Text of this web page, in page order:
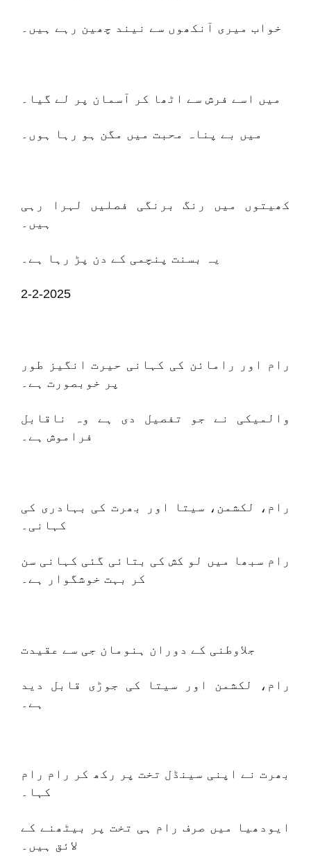
خواب میری آنکھوں سے نیند چھین رہے ہیں۔
میں اسے فرش سے اٹھا کر آسمان پر لے گیا۔
میں بے پناہ محبت میں مگن ہو رہا ہوں۔
کھیتوں میں رنگ برنگی فصلیں لہرا رہی
ہیں۔
یہ بسنت پنچمی کے دن پڑ رہا ہے۔
2-2-2025
رام اور رامائن کی کہانی حیرت انگیز طور
پر خوبصورت ہے۔
والمیکی نے جو تفصیل دی ہے وہ ناقابل
فراموش ہے۔
رام، لکشمن، سیتا اور بھرت کی بہادری کی
کہانی۔
رام سبھا میں لو کش کی بتائی گئی کہانی سن
کر بہت خوشگوار ہے۔
جلاوطنی کے دوران ہنومان جی سے عقیدت
رام، لکشمن اور سیتا کی جوڑی قابل دید
ہے۔
بھرت نے اپنی سینڈل تخت پر رکھ کر رام رام
کہا۔
ایودھیا میں صرف رام ہی تخت پر بیٹھنے کے
لائق ہیں۔